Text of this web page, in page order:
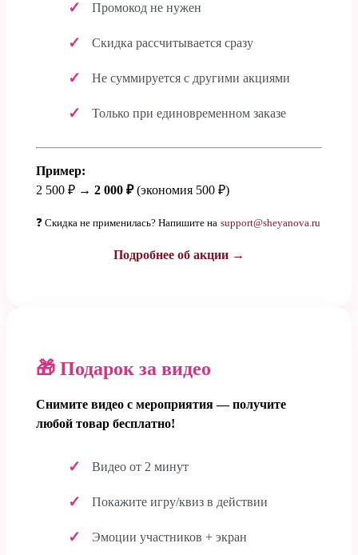
Промокод не нужен
Скидка рассчитывается сразу
Не суммируется с другими акциями
Только при единовременном заказе
Пример:
2 500 ₽ → 2 000 ₽(экономия 500 ₽)
❓ Скидка не применилась? Напишите на support@sheyanova.ru
Подробнее об акции →
🎁 Подарок за видео
Снимите видео с мероприятия — получите
любой товар бесплатно!
Видео от 2 минут
Покажите игру/квиз в действии
Эмоции участников + экран